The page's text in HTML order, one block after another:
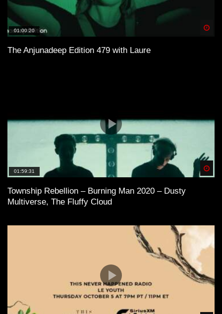
01:00:20
The Anjunadeep Edition 479 with Laure
01:59:31
Township Rebellion – Burning Man 2020 – Dusty
Multiverse, The Fluffy Cloud